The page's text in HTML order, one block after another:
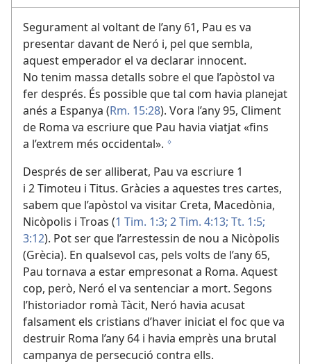
Segurament al voltant de l’any 61, Pau es va
presentar davant de Neró i, pel que sembla,
aquest emperador el va declarar innocent.
No tenim massa detalls sobre el que l’apòstol va
fer després. És possible que tal com havia planejat
anés a Espanya (Rm. 15:28). Vora l’any 95, Climent
de Roma va escriure que Pau havia viatjat «fins
a l’extrem més occidental». g
Després de ser alliberat, Pau va escriure 1
i 2 Timoteu i Titus. Gràcies a aquestes tres cartes,
sabem que l’apòstol va visitar Creta, Macedònia,
Nicòpolis i Troas (1 Tim. 1:3; 2 Tim. 4:13; Tt. 1:5;
3:12). Pot ser que l’arrestessin de nou a Nicòpolis
(Grècia). En qualsevol cas, pels volts de l’any 65,
Pau tornava a estar empresonat a Roma. Aquest
cop, però, Neró el va sentenciar a mort. Segons
l’historiador romà Tàcit, Neró havia acusat
falsament els cristians d’haver iniciat el foc que va
destruir Roma l’any 64 i havia emprès una brutal
campanya de persecució contra ells.